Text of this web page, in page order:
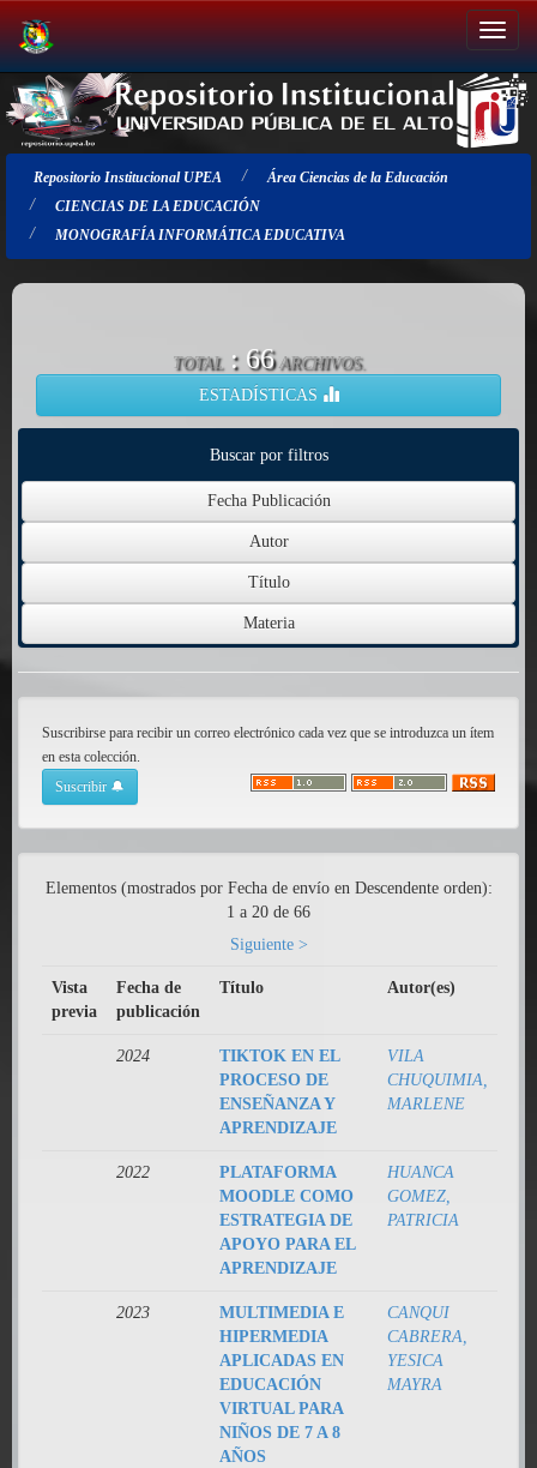
Salir
de
la
navegación
Repositorio Institucional UPEA
Área Ciencias de la Educación
CIENCIAS DE LA EDUCACIÓN
MONOGRAFÍA INFORMÁTICA EDUCATIVA
TOTAL : 66ARCHIVOS.
ESTADÍSTICAS
Buscar por filtros
Suscribirse para recibir un correo electrónico cada vez que se introduzca un ítem
en esta colección.
Elementos (mostrados por Fecha de envío en Descendente orden):
1 a 20 de 66
Siguiente >
Vista
previa
Fecha de
publicación
Título Autor(es)
2024
TIKTOK EN EL
PROCESO DE
ENSEÑANZA Y
APRENDIZAJE
VILA
CHUQUIMIA,
MARLENE
2022
PLATAFORMA
MOODLE COMO
ESTRATEGIA DE
APOYO PARA EL
APRENDIZAJE
HUANCA
GOMEZ,
PATRICIA
2023
MULTIMEDIA E
HIPERMEDIA
APLICADAS EN
EDUCACIÓN
VIRTUAL PARA
NIÑOS DE 7 A 8
AÑOS
CANQUI
CABRERA,
YESICA
MAYRA